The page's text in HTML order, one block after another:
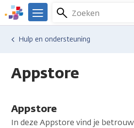
Overslaan
en
naar
We
er
Kanker.nl
Zoeken
Menu
Hulp en ondersteuning
Appstore
Appstore
In deze Appstore vind je
Rouwverwerking
Vermoeidheid
Let op: Niet alle kankersoorten
die zie je na filteren dus ook.
Borstkanker